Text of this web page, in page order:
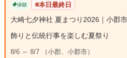
体験 本日最終日
大崎七夕神社 夏まつり2026｜小郡
飾りと伝統行事を楽しむ夏祭り
8/6 ～ 8/7 （小郡、小郡市）